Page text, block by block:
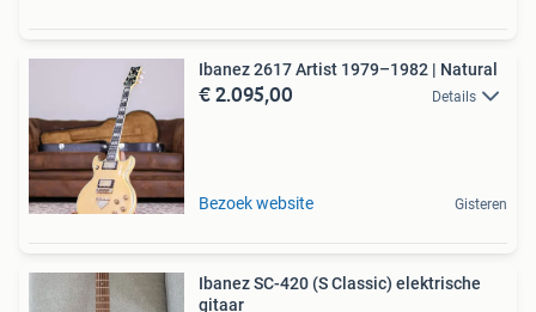
Ibanez 2617 Artist 1979–1982 | Natural
€ 2.095,00 Details
Bezoek website Gisteren
Ibanez SC-420 (S Classic) elektrische
gitaar